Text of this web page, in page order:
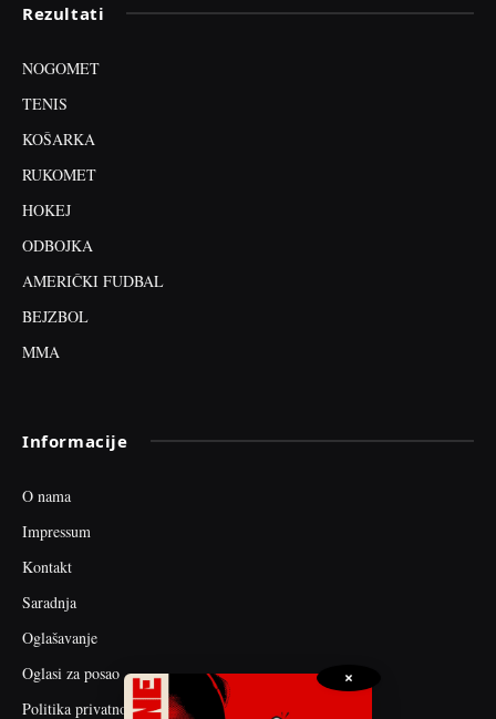
Rezultati
NOGOMET
TENIS
KOŠARKA
RUKOMET
HOKEJ
ODBOJKA
AMERIČKI FUDBAL
BEJZBOL
MMA
Informacije
O nama
Impressum
Kontakt
Saradnja
Oglašavanje
Oglasi za posao
Politika privatnosti
×